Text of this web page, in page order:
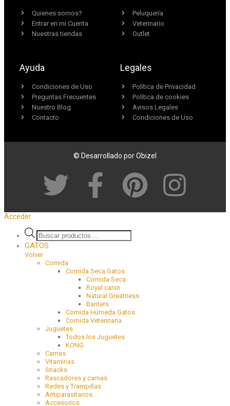
Quienes somos?
Entrar en mi Cuenta
Nuestras tiendas
Peluquería
Veterinario
Outlet
Ayuda
Condiciones de Uso
Preguntas Frecuentes
Nuestro Blog
Contacto
Legales
Política de Privacidad
Política de cookies
Avisos Legales
Condiciones de Uso
© Desarrollado por Obizel
Acceder
GATOS
Volver
Comida
Comida Seca Gatos
Comida Seca
Royal canin
Natural Greatness
Banters
Comida Húmeda Gatos
Comida Veterinaria
Juguetes
Todos los Juguetes
KONG
Camas
Vitaminas
Snacks
Rascadores y camas
Redes y Trampillas
Antiparasitarios
Accesorios